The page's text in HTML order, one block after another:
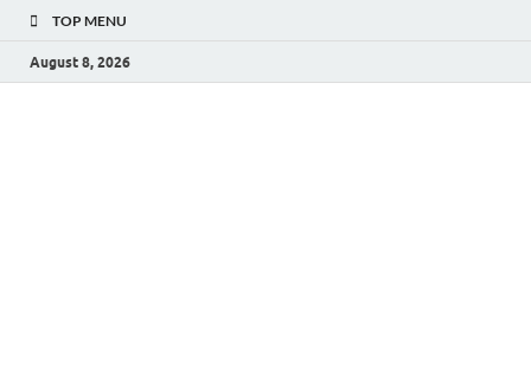
TOP MENU
August 8, 2026